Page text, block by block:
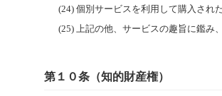
(24) 個別サービスを利用して購入され
(25) 上記の他、サービスの趣旨に鑑み
第１０条（知的財産権）